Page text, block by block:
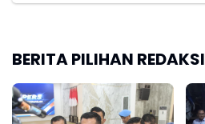
BERITA PILIHAN REDAKSI